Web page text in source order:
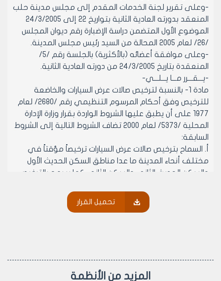
-وعلى تقرير لجنة الخدمات المقدم إلى مجلس مدينة حلب
المنعقد بدورته العادية الثانية بتواريخ 22 إلى 24/3/2005
الموضوع الأول المتضمن دراسة الإضبارة رقم ديوان المجلس
/26/ لعام 2005 المحالة من السيد رئيس مجلس المدينة.
-وعلى موافقة أعضائه (بالأكثرية) بالجلسة رقم /5/
المنعقدة بتاريخ 24/3/2005 من دورته العادية الثانية.
-يـــقـــرر مـــا يـــلـــي-
مادة 1- بالنسبة لترخيص صالات عرض السيارات والخاضعة
للترخيص وفق أحكام المرسوم التنظيمي رقم /2680/ لعام
1977 على أن يطبق عليها الشروط الواردة بقرار وزارة الإدارة
المحلية /5373/ لعام 2000 تضاف الشروط التالية إلى الشروط
السابقة:
‌أ. السماح بترخيص صالات عرض السيارات ترخيصاً مؤقتاً في
مختلف أنحاء المدينة ما عدا مناطق السكن الحديث الأول
والسكن الحديث الثاني والسكن الثاني كما يسمح بالترخيص
المخطط التنظيمي الجديد).
‌ب. يجب أن تتوفر في المحل المطلوب ترخيصه الشروط
- أن يكون المحل بالطابق الأرضي (دكاكين) وفق النظام
تحميل القرار
المزيد من الأنظمة